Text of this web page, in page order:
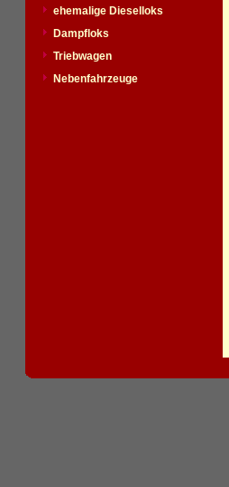
ehemalige Dieselloks
Dampfloks
Triebwagen
Nebenfahrzeuge